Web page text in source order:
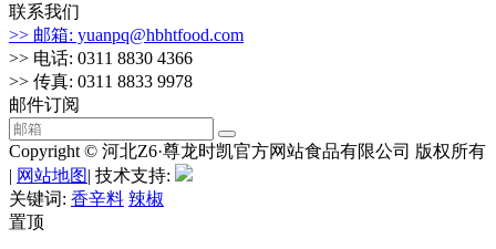
联系我们
>> 邮箱: yuanpq@hbhtfood.com
>> 电话: 0311 8830 4366
>> 传真: 0311 8833 9978
邮件订阅
Copyright © 河北Z6·尊龙时凯官方网站食品有限公司 版权所有
| 网站地图| 技术支持:
关键词: 香辛料 辣椒
置顶